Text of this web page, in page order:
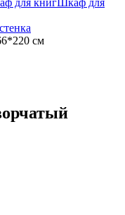
для книгШкаф для
см